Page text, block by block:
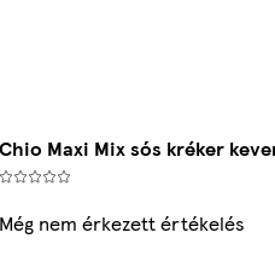
Chio Maxi Mix sós kréker
Még nem érkezett értékelés